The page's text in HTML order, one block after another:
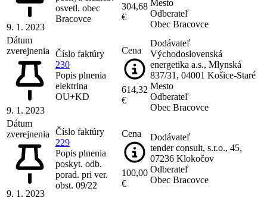
9. 1. 2023
osvetl. obec
Bracovce
304,68
€
Mesto
Odberateľ
Obec Bracovce
Dátum
zverejnenia
9. 1. 2023
Číslo faktúry
230
Popis plnenia
elektrina
OU+KD
Cena
614,32
€
Dodávateľ
Východoslovenská
energetika a.s., Mlynská
837/31, 04001 Košice-Staré
Mesto
Odberateľ
Obec Bracovce
Dátum
zverejnenia
9. 1. 2023
Číslo faktúry
229
Popis plnenia
poskyt. odb.
porad. pri ver.
obst. 09/22
Cena
100,00
€
Dodávateľ
tender consult, s.r.o., 45,
07236 Klokočov
Odberateľ
Obec Bracovce